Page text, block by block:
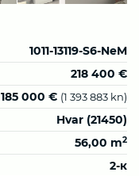
1011-13119-S6-NeM
218 400 €
185 000 € (1 393 883 kn)
Hvar (21450)
56,00 m2
2-к